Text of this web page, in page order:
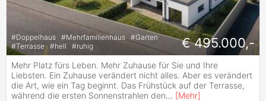
#Doppelhaus #Mehrfamilienhaus #Garten
#Terrasse #hell #ruhig € 495.000,-
Mehr Platz fürs Leben. Mehr Zuhause für Sie und Ihre
Liebsten. Ein Zuhause verändert nicht alles. Aber es verändert
die Art, wie ein Tag beginnt. Das Frühstück auf der Terrasse,
während die ersten Sonnenstrahlen den... [Mehr]